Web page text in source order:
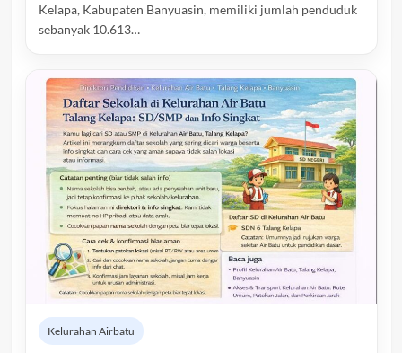
Kelapa, Kabupaten Banyuasin, memiliki jumlah penduduk
sebanyak 10.613…
Kelurahan Airbatu